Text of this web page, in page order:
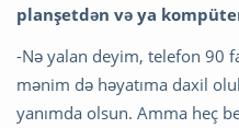
planşetdən və ya
-Nə yalan deyim, telefon 90
mənim də həyatıma daxil
yanımda olsun. Amma heç